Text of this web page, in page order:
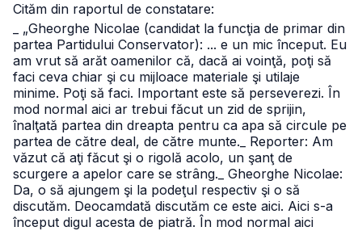
Cităm din raportul de constatare:
_ „Gheorghe Nicolae (candidat la funcţia de primar din
partea Partidului Conservator): ... e un mic început. Eu
am vrut să arăt oamenilor că, dacă ai voinţă, poţi să
faci ceva chiar şi cu mijloace materiale şi utilaje
minime. Poţi să faci. Important este să perseverezi. În
mod normal aici ar trebui făcut un zid de sprijin,
înalţată partea din dreapta pentru ca apa să circule pe
partea de către deal, de către munte. _ Reporter: Am
văzut că aţi făcut şi o rigolă acolo, un şanţ de
scurgere a apelor care se strâng. _ Gheorghe Nicolae:
Da, o să ajungem şi la podeţul respectiv şi o să
discutăm. Deocamdată discutăm ce este aici. Aici s-a
început digul acesta de piatră. În mod normal aici